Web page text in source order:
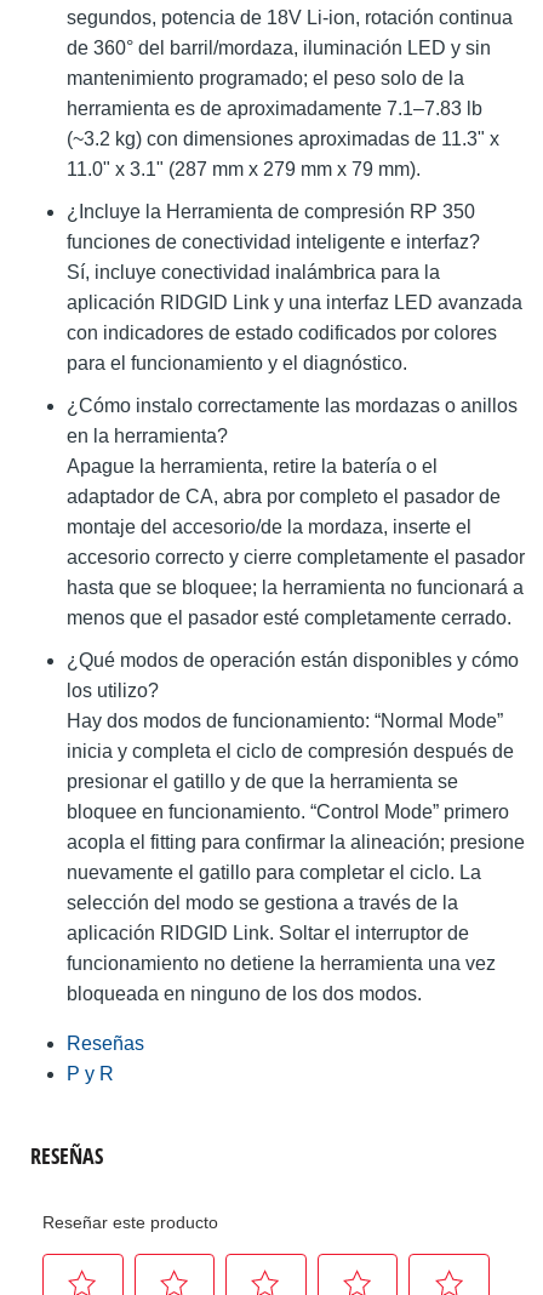
segundos, potencia de 18V Li-ion, rotación continua
de 360° del barril/mordaza, iluminación LED y sin
mantenimiento programado; el peso solo de la
herramienta es de aproximadamente 7.1–7.83 lb
(~3.2 kg) con dimensiones aproximadas de 11.3" x
11.0" x 3.1" (287 mm x 279 mm x 79 mm).
¿Incluye la Herramienta de compresión RP 350
funciones de conectividad inteligente e interfaz?
Sí, incluye conectividad inalámbrica para la
aplicación RIDGID Link y una interfaz LED avanzada
con indicadores de estado codificados por colores
para el funcionamiento y el diagnóstico.
¿Cómo instalo correctamente las mordazas o anillos
en la herramienta?
Apague la herramienta, retire la batería o el
adaptador de CA, abra por completo el pasador de
montaje del accesorio/de la mordaza, inserte el
accesorio correcto y cierre completamente el pasador
hasta que se bloquee; la herramienta no funcionará a
menos que el pasador esté completamente cerrado.
¿Qué modos de operación están disponibles y cómo
los utilizo?
Hay dos modos de funcionamiento: “Normal Mode”
inicia y completa el ciclo de compresión después de
presionar el gatillo y de que la herramienta se
bloquee en funcionamiento. “Control Mode” primero
acopla el fitting para confirmar la alineación; presione
nuevamente el gatillo para completar el ciclo. La
selección del modo se gestiona a través de la
aplicación RIDGID Link. Soltar el interruptor de
funcionamiento no detiene la herramienta una vez
bloqueada en ninguno de los dos modos.
Reseñas
P y R